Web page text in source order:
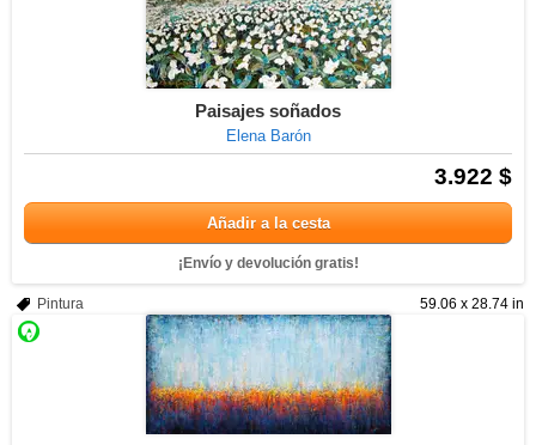
Paisajes soñados
Elena Barón
3.922 $
Añadir a la cesta
¡Envío y devolución gratis!
59.06 x 28.74 in
Pintura